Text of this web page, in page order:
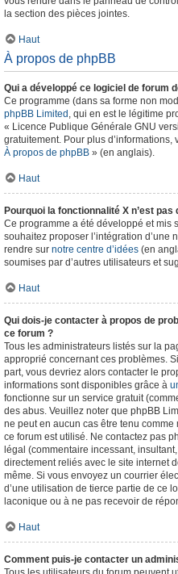
la section des pièces jointes.
Haut
À propos de phpBB
Qui a développé ce logiciel de forum
Ce programme (dans sa forme non
phpBB Limited , qui en est le légitime
« Licence Publique Générale GNU
gratuitement. Pour plus
À propos de phpBB » (en anglais).
Haut
Pourquoi la fonctionnalité X n’est pas
Ce programme a été développé et mis
souhaitez proposer l’intégration
rendre sur notre centre d’idées (en
soumises par d’autres utilisateurs et
Haut
Qui dois-je contacter à propos de
ce forum ?
Tous les administrateurs listés sur la
approprié concernant ces problèmes.
part, vous devriez alors contacter le
informations sont disponibles grâce à
fonctionne sur un service gratuit
des abus. Veuillez noter que phpBB
ne peut en aucun cas être tenu
ce forum est utilisé. Ne contactez pas
légal (commentaire incessant,
directement reliés avec le site internet
même. Si vous envoyez un courrier
d’une utilisation de tierce partie de ce
laconique ou à ne pas recevoir de
Haut
Comment puis-je contacter un